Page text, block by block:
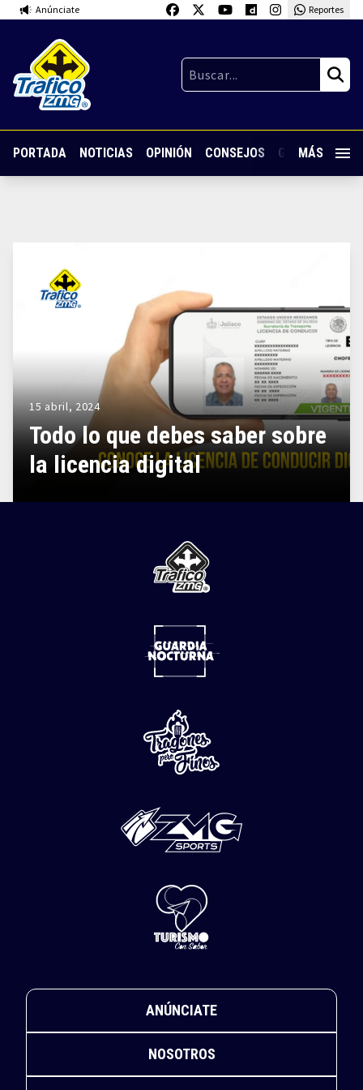
Anúnciate Reportes
PORTADA NOTICIAS OPINIÓN CONSEJOS GUARDIA
MÁS
15 abril, 2024
Todo lo que debes saber sobre
la licencia digital
ANÚNCIATE
NOSOTROS